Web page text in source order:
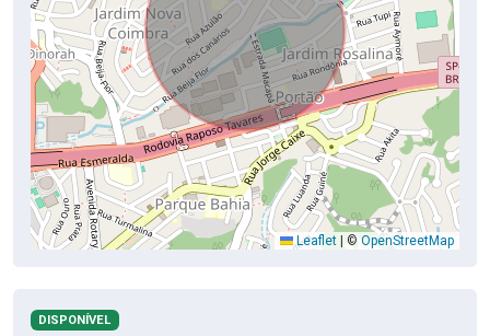
Leaflet | © OpenStreetMap
DISPONÍVEL